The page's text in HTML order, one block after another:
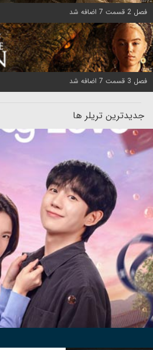
فصل 2 قسمت 7 اضافه شد
فصل 3 قسمت 7 اضافه شد
جدیدترین تریلر ها